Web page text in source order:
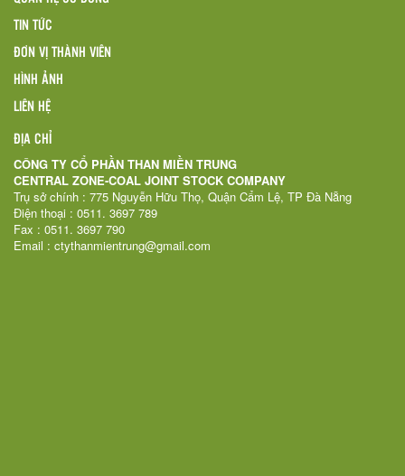
TIN TỨC
ĐƠN VỊ THÀNH VIÊN
HÌNH ẢNH
LIÊN HỆ
ĐỊA CHỈ
CÔNG TY CỔ PHẦN THAN MIỀN TRUNG
CENTRAL ZONE-COAL JOINT STOCK COMPANY
Trụ sở chính : 775 Nguyễn Hữu Thọ, Quận Cẩm Lệ, TP Đà Nẵng
Điện thoại : 0511. 3697 789
Fax : 0511. 3697 790
Email : ctythanmientrung@gmail.com